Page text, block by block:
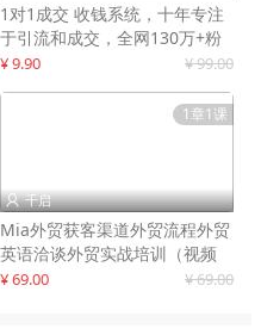
1对1成交 收钱系统，十年专注
于引流和成交，全网130万+粉
丝
¥ 9.90 ¥ 99.00
1章1课
 千启
Mia外贸获客渠道外贸流程外贸
英语洽谈外贸实战培训（视频
课）价值399元
¥ 69.00 ¥ 69.00